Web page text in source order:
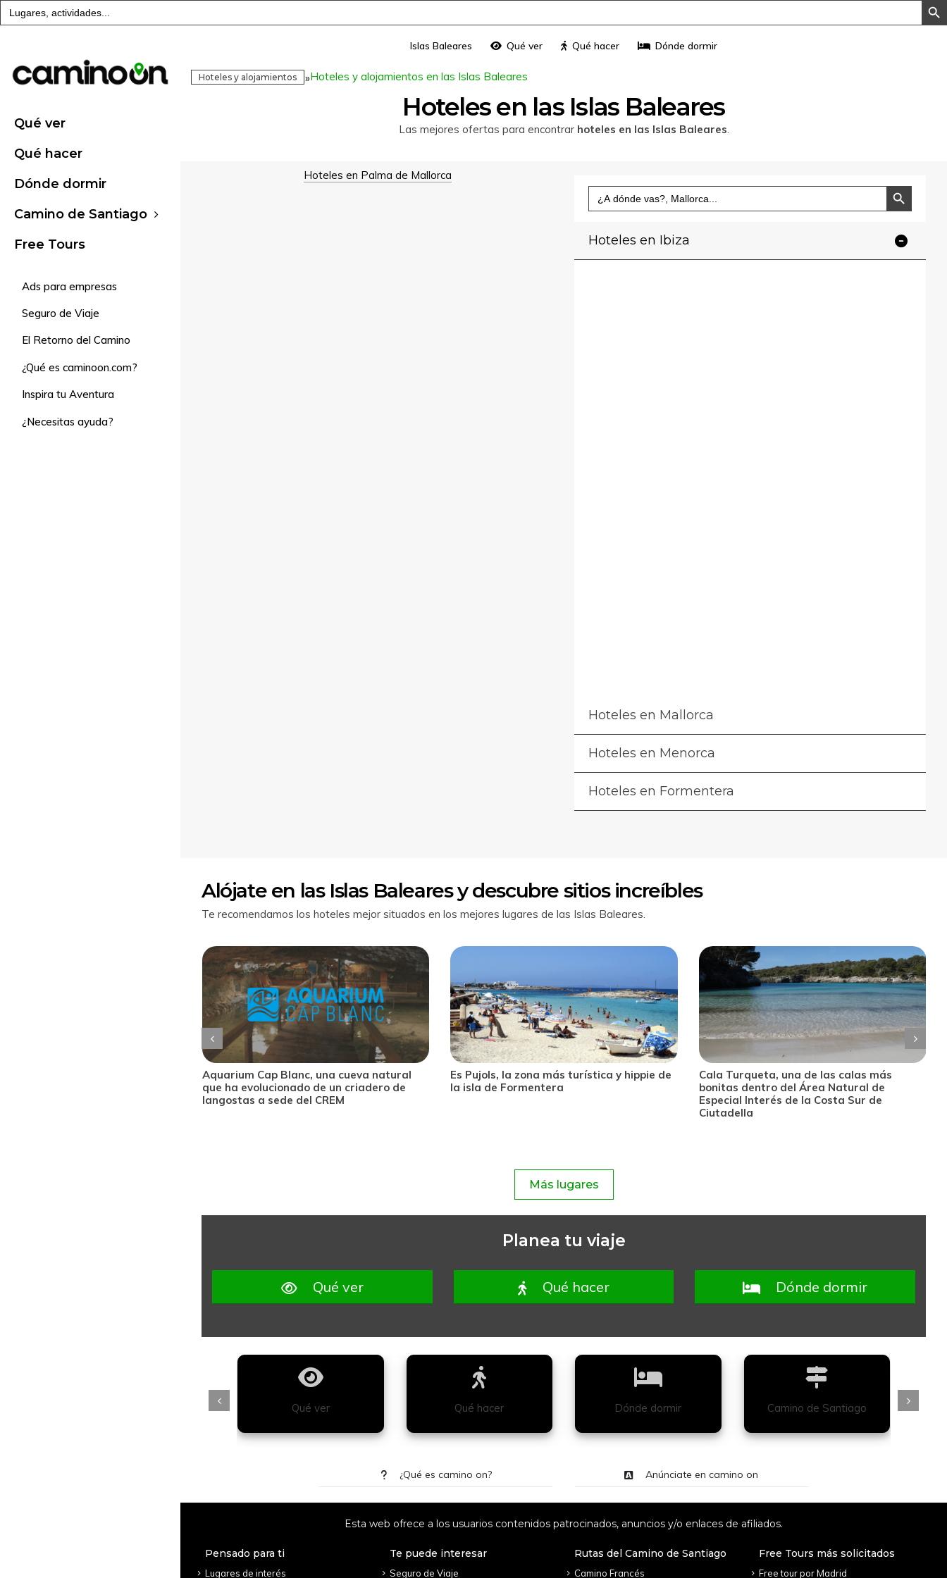
Buscar:
Qué ver
Qué hacer
Dónde dormir
Camino de Santiago
Free Tours
Ads para empresas
Seguro de Viaje
El Retorno del Camino
¿Qué es caminoon.com?
Inspira tu Aventura
¿Necesitas ayuda?
Islas Baleares Qué ver Qué hacer Dónde dormir
Hoteles y alojamientos »Hoteles y alojamientos en las Islas Baleares
Hoteles en las Islas Baleares
Las mejores ofertas para encontrar hoteles en las Islas Baleares.
Hoteles en Palma de Mallorca
Buscar:
Botón de búsqueda
Hoteles en Ibiza
Hoteles en Mallorca
Hoteles en Menorca
Hoteles en Formentera
Alójate en las Islas Baleares y descubre sitios increíbles
Te recomendamos los hoteles mejor situados en los mejores lugares de las Islas Baleares.
Aquarium Cap Blanc, una cueva natural
que ha evolucionado de un criadero de
langostas a sede del CREM
Es Pujols, la zona más turística y hippie de
la isla de Formentera
Cala Turqueta, una de las calas más
bonitas dentro del Área Natural de
Especial Interés de la Costa Sur de
Ciutadella
Más lugares
Planea tu viaje
Qué ver Qué hacer Dónde dormir
Qué ver Qué hacer Dónde dormir Camino de Santiago
¿Qué es camino on? Anúnciate en camino on
Esta web ofrece a los usuarios contenidos patrocinados, anuncios y/o enlaces de afiliados.
Pensado para ti
Lugares de interés
Te puede interesar
Seguro de Viaje
Rutas del Camino de Santiago
Camino Francés
Free Tours más solicitados
Free tour por Madrid